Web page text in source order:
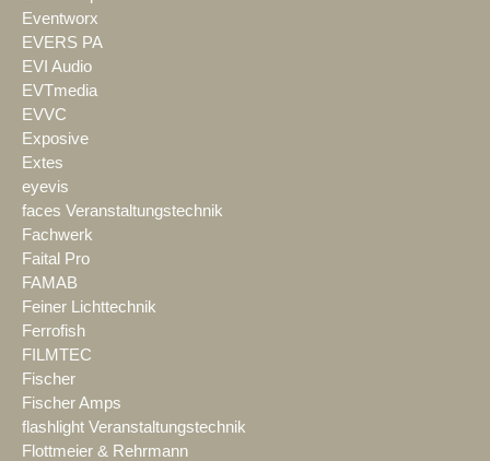
Eventworx
EVERS PA
EVI Audio
EVTmedia
EVVC
Exposive
Extes
eyevis
faces Veranstaltungstechnik
Fachwerk
Faital Pro
FAMAB
Feiner Lichttechnik
Ferrofish
FILMTEC
Fischer
Fischer Amps
flashlight Veranstaltungstechnik
Flottmeier & Rehrmann